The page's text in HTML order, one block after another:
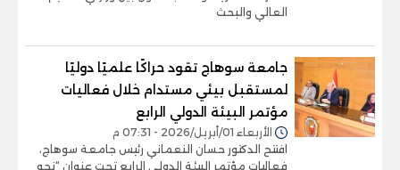
العالي والبحث
جامعة سوهاج تقود حراكًا علميًا دوليًا
لمستقبل بيئي مستدام خلال فعاليات
مؤتمر البيئة الدولي الرابع
الأربعاء 01/أبريل/2026 - 07:31 م
افتتح الدكتور حسان النعماني رئيس جامعة سوهاج،
فعاليات مؤتمر البيئة الدولي الرابع تحت عنوان “نحو